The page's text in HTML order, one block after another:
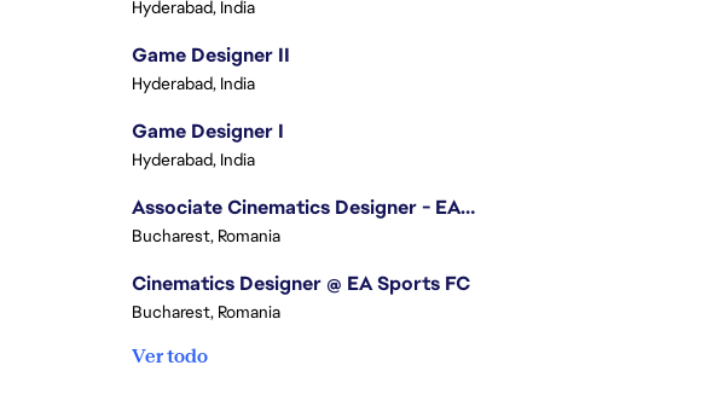
Hyderabad, India
Game Designer II
Hyderabad, India
Game Designer I
Hyderabad, India
Associate Cinematics Designer - EA Sports FC
Bucharest, Romania
Cinematics Designer @ EA Sports FC
Bucharest, Romania
Ver todo